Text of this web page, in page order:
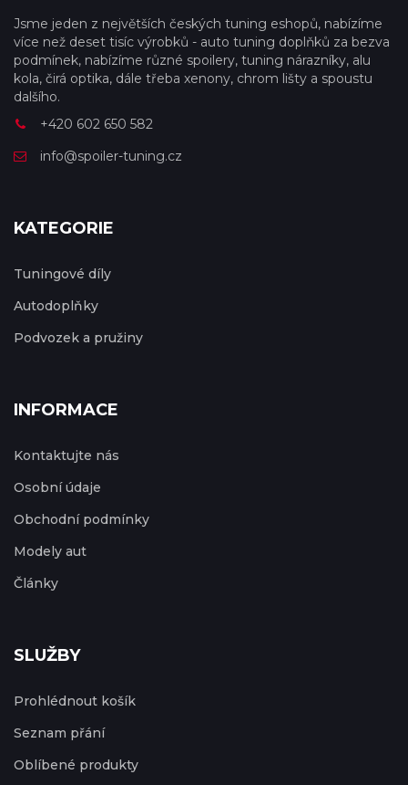
Jsme jeden z největších českých tuning eshopů, nabízíme
více než deset tisíc výrobků - auto tuning doplňků za bezva
podmínek, nabízíme různé spoilery, tuning nárazníky, alu
kola, čirá optika, dále třeba xenony, chrom lišty a spoustu
dalšího.
+420 602 650 582
info@spoiler-tuning.cz
KATEGORIE
Tuningové díly
Autodoplňky
Podvozek a pružiny
INFORMACE
Kontaktujte nás
Osobní údaje
Obchodní podmínky
Modely aut
Články
SLUŽBY
Prohlédnout košík
Seznam přání
Oblíbené produkty